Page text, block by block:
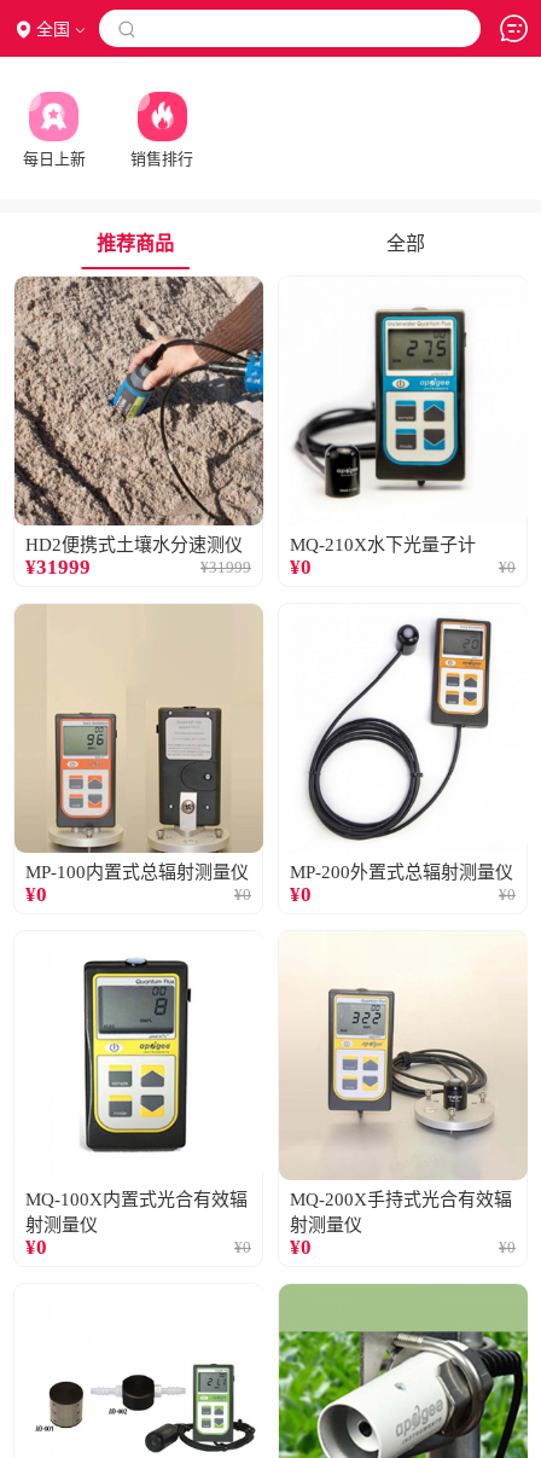
全国 
每日上新 销售排行
推荐商品 全部
HD2便携式土壤水分速测仪
¥31999 ¥31999
MQ-210X水下光量子计
¥0 ¥0
MP-100内置式总辐射测量仪
¥0 ¥0
MP-200外置式总辐射测量仪
¥0 ¥0
MQ-100X内置式光合有效辐
射测量仪
¥0 ¥0
MQ-200X手持式光合有效辐
射测量仪
¥0 ¥0